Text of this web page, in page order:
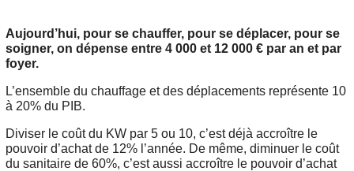
Aujourd’hui, pour se chauffer, pour se déplacer, pour se
soigner, on dépense entre 4 000 et 12 000 € par an et par
foyer.
L’ensemble du chauffage et des déplacements représente 10
à 20% du PIB.
Diviser le coût du KW par 5 ou 10, c’est déjà accroître le
pouvoir d’achat de 12% l’année. De même, diminuer le coût
du sanitaire de 60%, c’est aussi accroître le pouvoir d’achat